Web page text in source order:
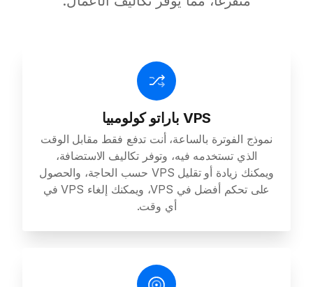
VPS باراتو كولومبيا
نموذج الفوترة بالساعة، أنت تدفع فقط مقابل الوقت
الذي تستخدمه فيه، وتوفر تكاليف الاستضافة،
ويمكنك زيادة أو تقليل VPS حسب الحاجة، والحصول
على تحكم أفضل في VPS، ويمكنك إلغاء VPS في
أي وقت.